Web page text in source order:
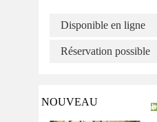
Disponible en ligne
Réservation possible
NOUVEAU